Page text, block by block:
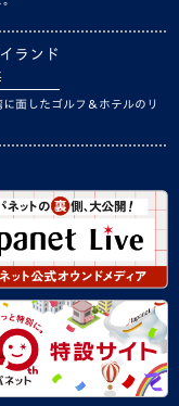
ランド
面したゴルフ＆ホテルのリ